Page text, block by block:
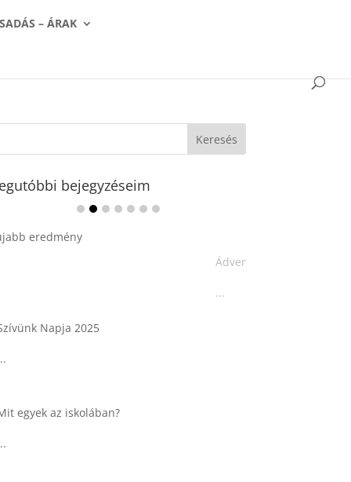
– ÁRAK
bejegyzéseim
Ádvent 1. vasárnapja🌟
Táplálkozással az